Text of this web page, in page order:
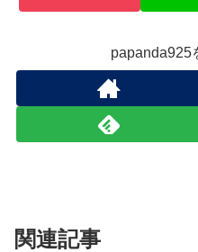
papanda925
関連記事